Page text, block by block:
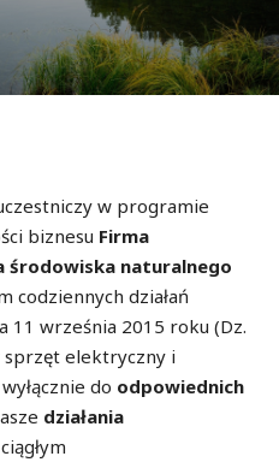
w programie
biznesu Firma
środowiska naturalnego
codziennych działań
11 września 2015 roku (Dz.
sprzęt elektryczny i
do odpowiednich
działania